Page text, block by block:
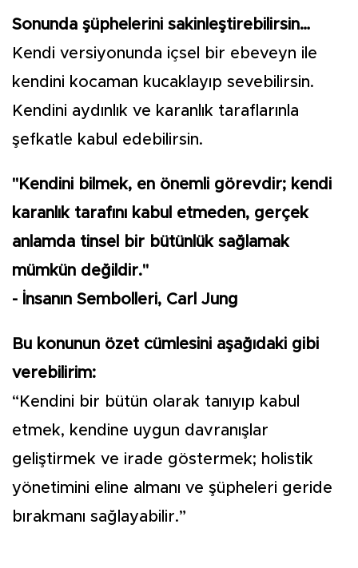
Sonunda şüphelerini sakinleştirebilirsin…
Kendi versiyonunda içsel bir ebeveyn ile
kendini kocaman kucaklayıp sevebilirsin.
Kendini aydınlık ve karanlık taraflarınla
şefkatle kabul edebilirsin.
"Kendini bilmek, en önemli görevdir; kendi
karanlık tarafını kabul etmeden, gerçek
anlamda tinsel bir bütünlük sağlamak
mümkün değildir."
- İnsanın Sembolleri, Carl Jung
Bu konunun özet cümlesini aşağıdaki gibi
verebilirim:
“Kendini bir bütün olarak tanıyıp kabul
etmek, kendine uygun davranışlar
geliştirmek ve irade göstermek; holistik
yönetimini eline almanı ve şüpheleri geride
bırakmanı sağlayabilir.”